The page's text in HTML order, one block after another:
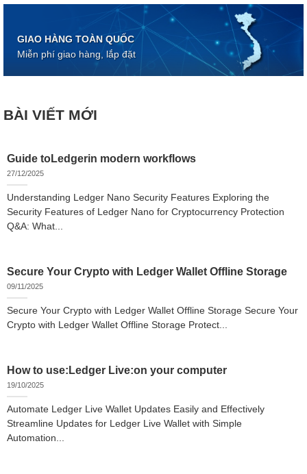
GIAO HÀNG TOÀN QUỐC
Miễn phí giao hàng, lắp đặt
BÀI VIẾT MỚI
Guide toLedgerin modern workflows
27/12/2025
Understanding Ledger Nano Security Features Exploring the
Security Features of Ledger Nano for Cryptocurrency Protection
Q&A: What...
Secure Your Crypto with Ledger Wallet Offline Storage
09/11/2025
Secure Your Crypto with Ledger Wallet Offline Storage Secure Your
Crypto with Ledger Wallet Offline Storage Protect...
How to use:Ledger Live:on your computer
19/10/2025
Automate Ledger Live Wallet Updates Easily and Effectively
Streamline Updates for Ledger Live Wallet with Simple
Automation...